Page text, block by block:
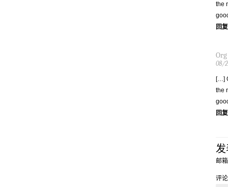
the
回复
08/
[…]
the
回复
邮
评论